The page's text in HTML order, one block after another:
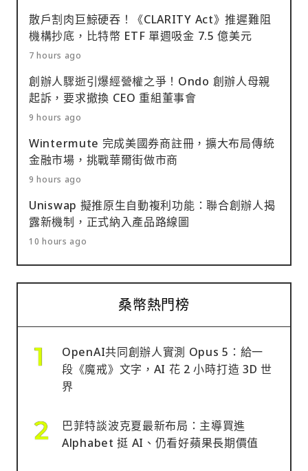
散戶割肉巨鯨硬吞！《CLARITY Act》推遲難阻
機構抄底，比特幣 ETF 單週吸金 7.5 億美元
7 hours ago
創辦人驟逝引爆經營權之爭！Ondo 創辦人母親
起訴，要求撤換 CEO 重組董事會
9 hours ago
Wintermute 完成美國券商註冊，擴大布局傳統
金融市場，挑戰華爾街做市商
9 hours ago
Uniswap 擬推原生自動複利功能：聯合創辦人揭
露新機制，正式納入產品路線圖
10 hours ago
桑幣熱門榜
OpenAI共同創辦人實測 Opus 5：給一
段《魔戒》文字，AI 花 2 小時打造 3D 世
界
巴菲特談波克夏最新布局：主導買進
Alphabet 挺 AI、仍看好蘋果長期價值